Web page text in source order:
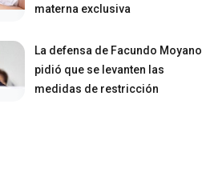
materna exclusiva
La defensa de Facundo Moyano
pidió que se levanten las
medidas de restricción